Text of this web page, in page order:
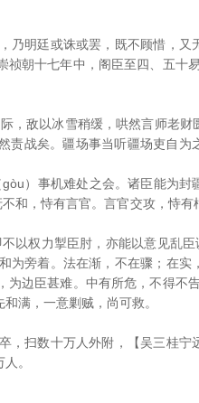
乃明廷或诛或罢，既不顾惜，又
朝十七年中，阁臣至四、五十
，敌以冰雪稍缓，哄然言师老财
战矣。疆场事当听疆场吏自为
）事机难处之会。诸臣能为封
和，恃有言官。言官交攻，恃
以权力掣臣肘，亦能以意见乱臣
为旁着。法在渐，不在骤；在实
边臣甚难。中有所危，不得不
满，一意剿贼，尚可救。
，扫数十万人外附，【吴三桂宁
。